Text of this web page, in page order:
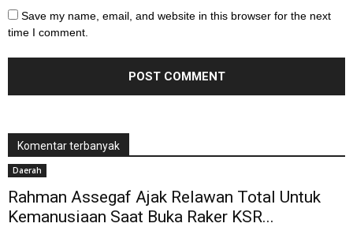
Save my name, email, and website in this browser for the next
time I comment.
Komentar terbanyak
Daerah
Rahman Assegaf Ajak Relawan Total Untuk
Kemanusiaan Saat Buka Raker KSR...